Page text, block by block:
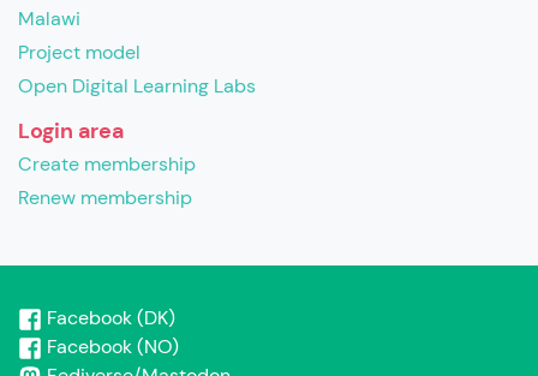
Malawi
Project model
Open Digital Learning Labs
Login area
Create membership
Renew membership
Facebook (DK)
Facebook (NO)